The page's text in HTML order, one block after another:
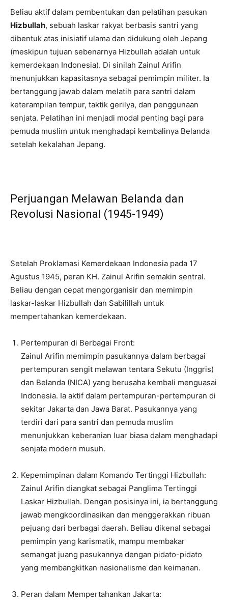
Beliau aktif dalam pembentukan dan pelatihan pasukan
Hizbullah, sebuah laskar rakyat berbasis santri yang
dibentuk atas inisiatif ulama dan didukung oleh Jepang
(meskipun tujuan sebenarnya Hizbullah adalah untuk
kemerdekaan Indonesia). Di sinilah Zainul Arifin
menunjukkan kapasitasnya sebagai pemimpin militer. Ia
bertanggung jawab dalam melatih para santri dalam
keterampilan tempur, taktik gerilya, dan penggunaan
senjata. Pelatihan ini menjadi modal penting bagi para
pemuda muslim untuk menghadapi kembalinya Belanda
setelah kekalahan Jepang.
Perjuangan Melawan Belanda dan
Revolusi Nasional (1945-1949)
Setelah Proklamasi Kemerdekaan Indonesia pada 17
Agustus 1945, peran KH. Zainul Arifin semakin sentral.
Beliau dengan cepat mengorganisir dan memimpin
laskar-laskar Hizbullah dan Sabilillah untuk
mempertahankan kemerdekaan.
Pertempuran di Berbagai Front:
Zainul Arifin memimpin pasukannya dalam berbagai
pertempuran sengit melawan tentara Sekutu (Inggris)
dan Belanda (NICA) yang berusaha kembali menguasai
Indonesia. Ia aktif dalam pertempuran-pertempuran di
sekitar Jakarta dan Jawa Barat. Pasukannya yang
terdiri dari para santri dan pemuda muslim
menunjukkan keberanian luar biasa dalam menghadapi
senjata modern musuh.
Kepemimpinan dalam Komando Tertinggi Hizbullah:
Zainul Arifin diangkat sebagai Panglima Tertinggi
Laskar Hizbullah. Dengan posisinya ini, ia bertanggung
jawab mengkoordinasikan dan menggerakkan ribuan
pejuang dari berbagai daerah. Beliau dikenal sebagai
pemimpin yang karismatik, mampu membakar
semangat juang pasukannya dengan pidato-pidato
yang membangkitkan nasionalisme dan keimanan.
Peran dalam Mempertahankan Jakarta: